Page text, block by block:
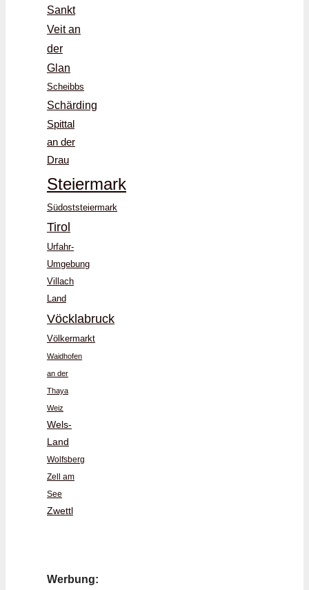
Sankt
Veit an
der
Glan
Scheibbs
Schärding
Spittal
an der
Drau
Steiermark
Südoststeiermark
Tirol
Urfahr-
Umgebung
Villach
Land
Vöcklabruck
Völkermarkt
Waidhofen
an der
Thaya
Weiz
Wels-
Land
Wolfsberg
Zell am
See
Zwettl
Werbung: